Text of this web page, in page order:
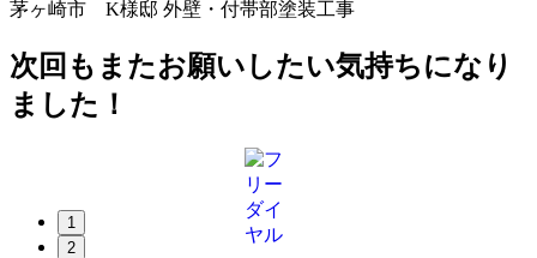
茅ヶ崎市 K様邸 外壁・付帯部塗装工事
次回もまたお願いしたい気持ちになり
ました！
1
2